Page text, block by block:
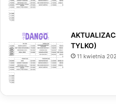
TYLKO)
11 kwietnia